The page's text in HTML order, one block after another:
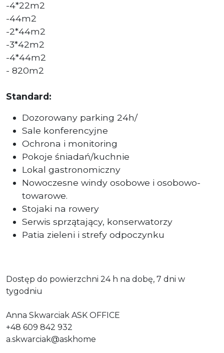
-4*22m2
-44m2
-2*44m2
-3*42m2
-4*44m2
- 820m2
Standard:
Dozorowany parking 24h/
Sale konferencyjne
Ochrona i monitoring
Pokoje śniadań/kuchnie
Lokal gastronomiczny
Nowoczesne windy osobowe i osobowo-
towarowe.
Stojaki na rowery
Serwis sprzątający, konserwatorzy
Patia zieleni i strefy odpoczynku
Dostęp do powierzchni 24 h na dobę, 7 dni w
tygodniu
Anna Skwarciak ASK OFFICE
+48 609 842 932
a.skwarciak@askhome